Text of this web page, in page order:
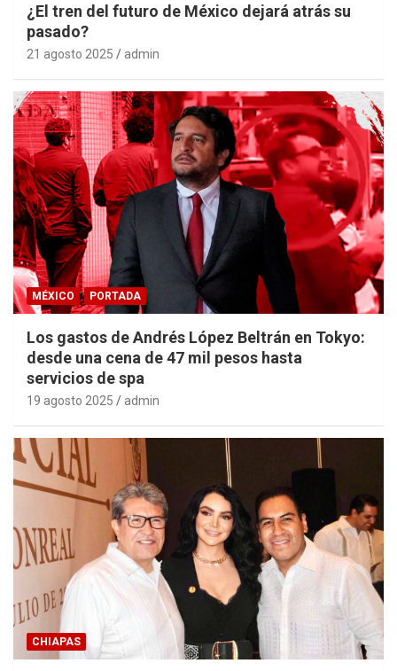
¿El tren del futuro de México dejará atrás su
pasado?
21 agosto 2025 admin
MÉXICO PORTADA
Los gastos de Andrés López Beltrán en Tokyo:
desde una cena de 47 mil pesos hasta
servicios de spa
19 agosto 2025 admin
CHIAPAS